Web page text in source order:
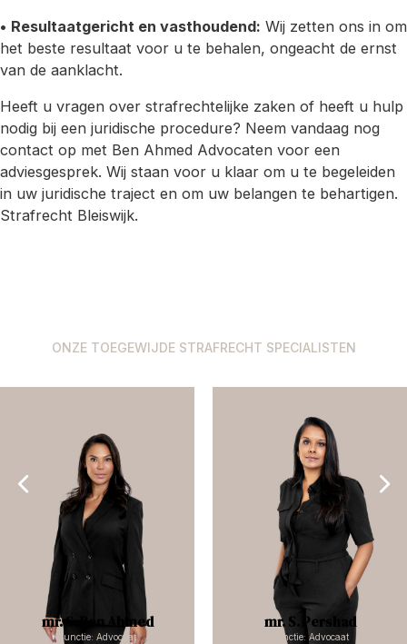
• Resultaatgericht en vasthoudend: Wij zetten ons in om
het beste resultaat voor u te behalen, ongeacht de ernst
van de aanklacht.
Heeft u vragen over strafrechtelijke zaken of heeft u hulp
nodig bij een juridische procedure? Neem vandaag nog
contact op met Ben Ahmed Advocaten voor een
adviesgesprek. Wij staan voor u klaar om u te begeleiden
in uw juridische traject en om uw belangen te behartigen.
Strafrecht Bleiswijk.
ONZE TOEGEWIJDE STRAFRECHT SPECIALISTEN
mr. S. Ben Ahmed
Functie: Advocaat
mr. S. Pershad
Functie: Advocaat